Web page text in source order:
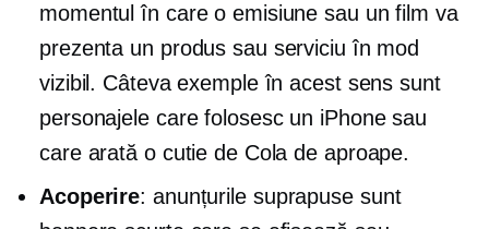
momentul în care o emisiune sau un film va
prezenta un produs sau serviciu în mod
vizibil. Câteva exemple în acest sens sunt
personajele care folosesc un iPhone sau
care arată o cutie de Cola de aproape.
Acoperire: anunțurile suprapuse sunt